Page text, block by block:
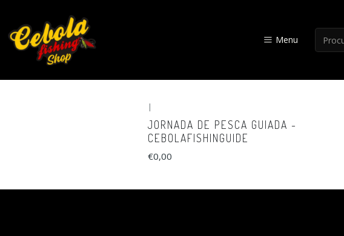
Menu
|
JORNADA DE PESCA GUIADA -
CEBOLAFISHINGUIDE
€0,00